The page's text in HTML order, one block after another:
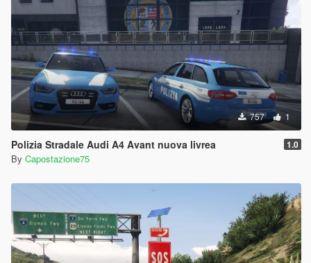
757 1
Polizia Stradale Audi A4 Avant nuova livrea 1.0
By Capostazione75